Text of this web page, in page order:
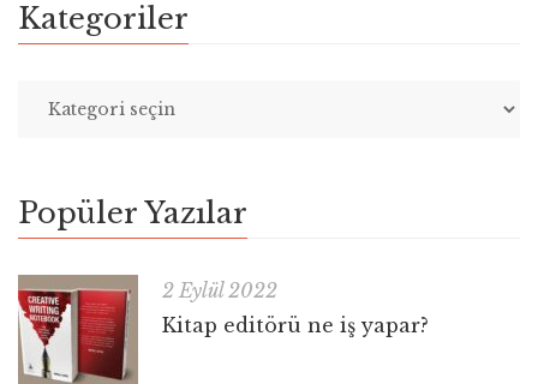
Kategoriler
Popüler Yazılar
2 Eylül 2022
Kitap editörü ne iş yapar?